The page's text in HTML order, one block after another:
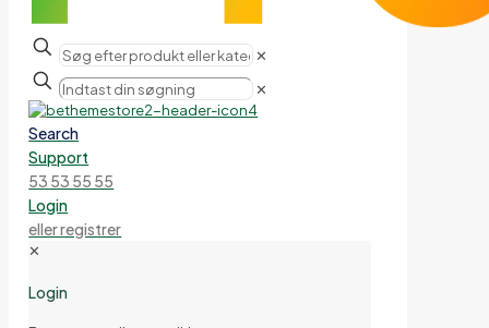
✕
✕
Search
Support
53 53 55 55
Login
eller registrer
✕
Login